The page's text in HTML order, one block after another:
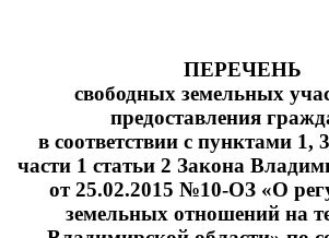
ПЕРЕЧЕНЬ
свободных земельных
предоставления
в соответствии с пунктами 1,
части 1 статьи 2 Закона
от 25.02.2015 №10-ОЗ «О
земельных отношений на